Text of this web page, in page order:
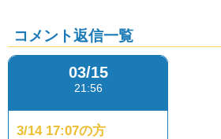
コメント返信一覧
03 15
21:56
3/14 17:07の方